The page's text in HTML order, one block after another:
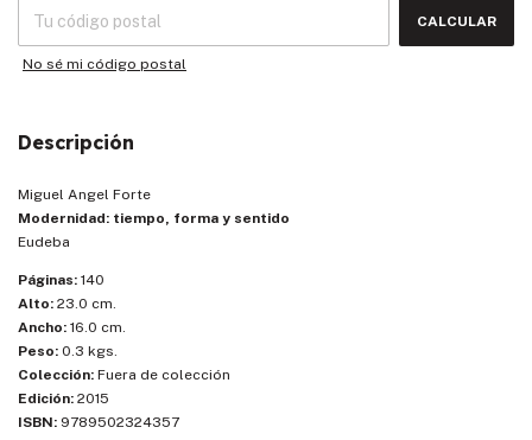
CALCULAR
No sé mi código postal
Descripción
Miguel Angel Forte
Modernidad: tiempo, forma y sentido
Eudeba
Páginas: 140
Alto: 23.0 cm.
Ancho: 16.0 cm.
Peso: 0.3 kgs.
Colección: Fuera de colección
Edición: 2015
ISBN: 9789502324357